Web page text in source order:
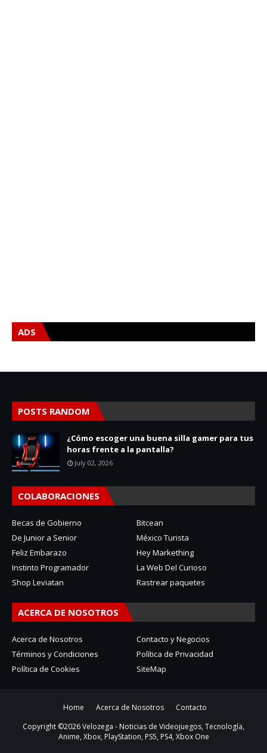
ADS
POSTS RANDOM
¿Cómo escoger una buena silla gamer para tus
horas frente a la pantalla?
July 02, 2026
COLABORACIONES
Becas de Gobierno
Bitcean
De Junior a Senior
México Turista
Feliz Embarazo
Hey Markething
Instinto Programador
La Web Del Curioso
Shop Leviatan
Rastrear paquetes
ACERCA DE NOSOTROS
Acerca de Nosotros
Contacto y Negocios
Términos y Condiciones
Política de Privacidad
Política de Cookies
SiteMap
Home Acerca de Nosotros
Contacto
Copyright ©2026Velozega - Noticias de Videojuegos, Tecnología,
Anime, Xbox, PlayStation, PS5, PS4, Xbox One